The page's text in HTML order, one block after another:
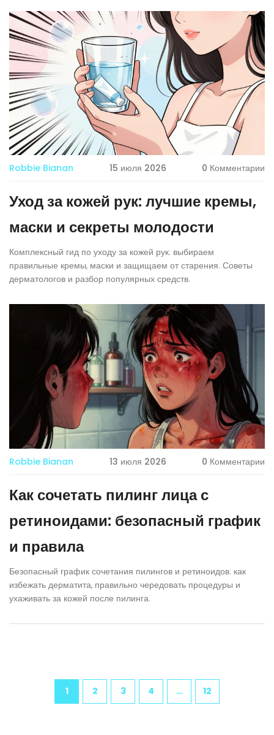
Robbie Bianan 15 июля 2026 0 Комментарии
Уход за кожей рук: лучшие кремы,
маски и секреты молодости
Комплексный гид по уходу за кожей рук: выбираем
правильные кремы, маски и защищаем от старения. Советы
дерматологов и разбор популярных средств.
Robbie Bianan 13 июля 2026 0 Комментарии
Как сочетать пилинг лица с
ретиноидами: безопасный график
и правила
Безопасный график сочетания пилингов и ретиноидов: как
избежать дерматита, правильно чередовать процедуры и
ухаживать за кожей после пилинга.
1 2 3 4 … 12